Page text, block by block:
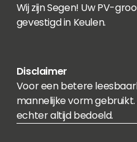
Wij zijn Segen! Uw PV-
gevestigd in Keulen.
Disclaimer
Voor een betere
mannelijke vorm
echter altijd bedoeld.